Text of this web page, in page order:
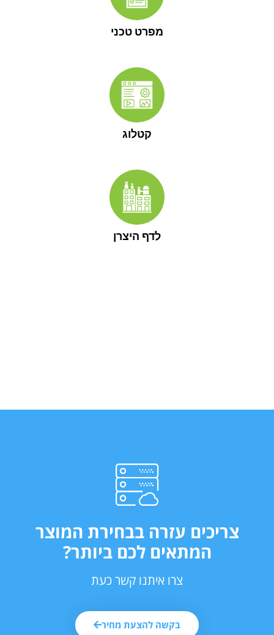
מפרט טכני
קטלוג
לדף היצרן
צריכים עזרה בבחירת המוצר
המתאים לכם ביותר?
צרו איתנו קשר כעת
בקשה להצעת מחיר